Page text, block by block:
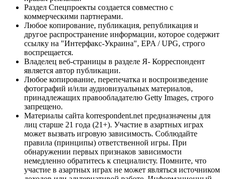
Раздел Спецпроекты создается совместно с
коммерческими партнерами.
Любое копирование, публикация, републикация и
другое распространение информации, которое содержит
ссылку на "Интерфакс-Украина", EPA / UPG, строго
воспрещается.
Владелец веб-страницы в разделе Я- Корреспондент
является автор публикации.
Любое копирование, перепечатка и воспроизведение
фотографий и/или аудиовизуальных материалов,
принадлежащих правообладателю Getty Images, строго
запрещено.
Материалы сайта korrespondent.net предназначены для
лиц старше 21 года (21+). Участие в азартных играх
может вызвать игровую зависимость. Соблюдайте
правила (принципы) ответственной игры. При
обнаружении первых признаков зависимости
немедленно обратитесь к специалисту. Помните, что
участие в азартных играх не может являться источником